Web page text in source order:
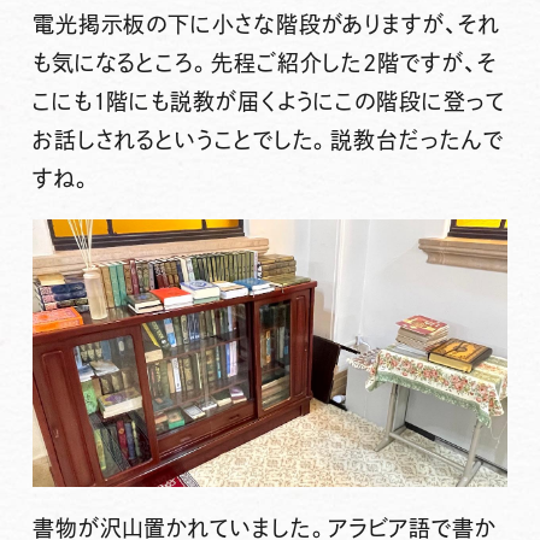
電光掲示板の下に小さな階段がありますが、それ
も気になるところ。先程ご紹介した2階ですが、そ
こにも1階にも説教が届くようにこの階段に登って
お話しされるということでした。説教台だったんで
すね。
書物が沢山置かれていました。アラビア語で書か